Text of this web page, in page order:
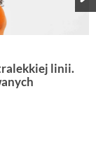
linii.